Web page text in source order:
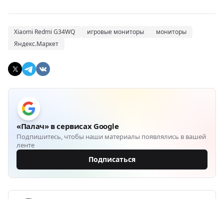
Xiaomi Redmi G34WQ игровые мониторы
мониторы
Яндекс.Маркет
«Палач» в сервисах Google
Подпишитесь, чтобы наши материалы появлялись в вашей
ленте
Подписаться